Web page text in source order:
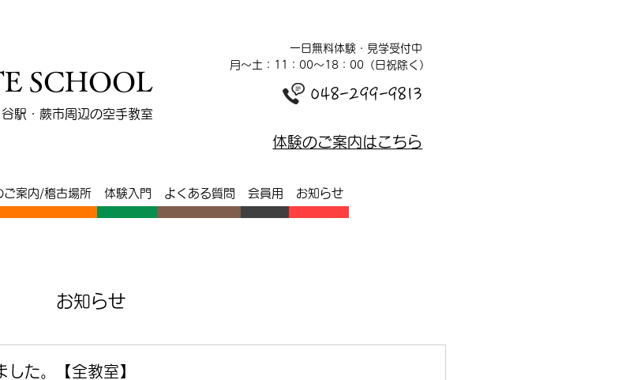
SCHOOL
駅・蕨市周辺の空手教室
一日無料体験・見学受付中
​月～土：11：00～18：00（日祝除く）
048-299-9813
体験のご案内はこちら
ご案内/稽古場所 体験入門 よくある質問 会員用 お知らせ
お知らせ
た。【全教室】